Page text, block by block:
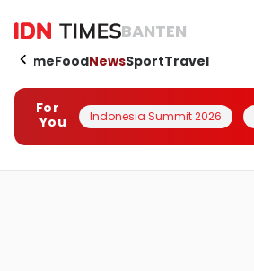
BANTEN
HomeFoodNewsSportTravel
For
You
Indonesia Summit 2026